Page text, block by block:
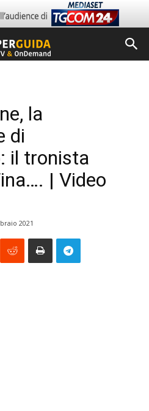
la
di
il tronista
| Video
2021